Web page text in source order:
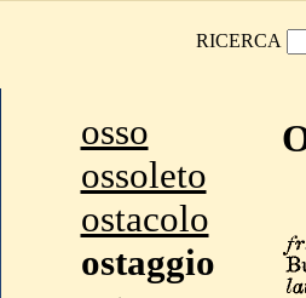
RICERCA
osso
ossoleto
ostacolo
ostaggio